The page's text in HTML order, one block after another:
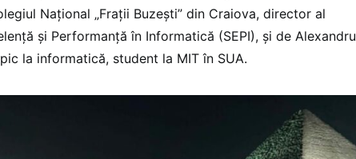
Național „Frații Buzești” din Craiova, director al
și Performanță în Informatică (SEPI), și de Alexandru
la informatică, student la MIT în SUA.